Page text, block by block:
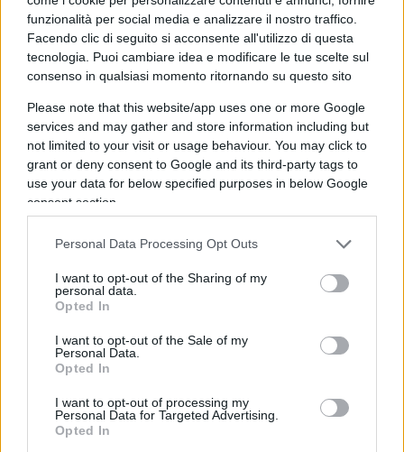
funzionalità per social media e analizzare il nostro traffico.
Facendo clic di seguito si acconsente all'utilizzo di questa
tecnologia. Puoi cambiare idea e modificare le tue scelte sul
consenso in qualsiasi momento ritornando su questo sito
Please note that this website/app uses one or more Google
services and may gather and store information including but
not limited to your visit or usage behaviour. You may click to
grant or deny consent to Google and its third-party tags to
use your data for below specified purposes in below Google
consent section.
Personal Data Processing Opt Outs
I want to opt-out of the Sharing of my
personal data.
Opted In
I want to opt-out of the Sale of my
Personal Data.
Opted In
I want to opt-out of processing my
Personal Data for Targeted Advertising.
Opted In
cittadini si sono rivelati forse buzzurri ma non
fessi.
riflettere su questo scenario, prendendone atto:
Gli sconfitti siamo noi establishment
, il nostro
modello, sia in fase diexecution, sia in termini di
risultati, ha fallito, peggio si è rivelato solo atto a
creare mostruose diseguaglianze, impoverendo
classe media e classe operaia, e arricchendo
quattro gatti dell’Occidente e quattro gatti
(gerarchi) del comitato centrale del PC cinese.
Abbiamo distrutto la forma più alta di democrazia
intelligentemente escogitato:l’ascensore sociale
collocando ai vertici delle gerarchie,